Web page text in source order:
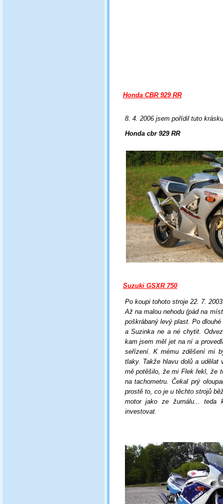
Honda CBR 929 RR
8. 4. 2006 jsem pořídil tuto
Honda cbr 929 RR
Suzuki GSXR 750
Po koupi tohoto stroje 22. 7.
Až na malou nehodu (pád na
poškrábaný levý plast. Po
a Suzinka ne a né chytit.
kam jsem měl jet na ní a
seřízení. K mému zděšení mi
tlaky. Takže hlavu dolů a udělat
mě potěšilo, že mi Flek řekl, že
na tachometru. Čekal prý
prostě to, co je u těchto strojů
motor jako ze žurnálu... teda
investovat.